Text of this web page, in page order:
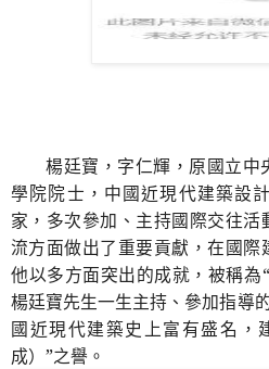
楊廷寶，字仁輝，原國立
學院院士，中國近現代建築設
家，多次參加、主持國際交往
流方面做出了重要貢獻，在國際
他以多方面突出的成就，被稱為
楊廷寶先生一生主持、參加指導
國近現代建築史上富有盛名，
成）”之譽。